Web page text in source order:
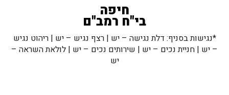
חיפה
בי"ח רמב"ם
*נגישות בסניף: דלת נגישה – יש | רצף נגיש – יש | ריהוט נגיש
– יש | חניית נכים – יש | שירותים נכים – יש | לולאת השראה –
יש